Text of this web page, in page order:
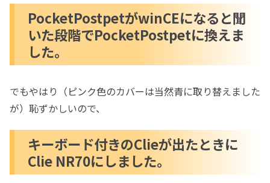
PocketPostpetがwinCEになると聞
いた段階でPocketPostpetに換えま
した。
でもやはり（ピンク色のカバーは当然青に取り替えました
が）恥ずかしいので、
キーボード付きのClieが出たときに
Clie NR70にしました。